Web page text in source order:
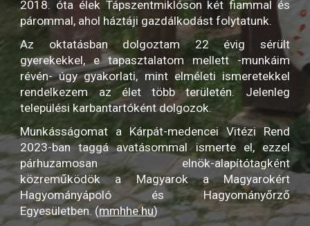
2018. óta élek Tápszentmiklóson két fiammal és
párommal, ahol háztáji gazdálkodást folytatunk.
Az oktatásban dolgoztam 22 évig sérült
gyerekekkel, e tapasztalatom mellett -munkáim
révén- úgy gyakorlati, mint elméleti ismeretekkel
rendelkezem az élet több területén. Jelenleg
települési karbantartóként dolgozok.
Munkásságomat a Kárpát-medencei Vitézi Rend
2023-ban taggá avatásommal ismerte el, ezzel
párhuzamosan elnök-alapítótagként
közreműködök a Magyarok a Magyarokért
Hagyományápoló és Hagyományőrző
Egyesületben. (mmhhe.hu)